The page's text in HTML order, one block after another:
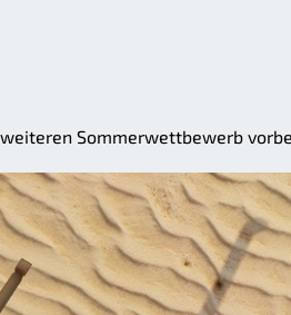
Sommerwettbewerb